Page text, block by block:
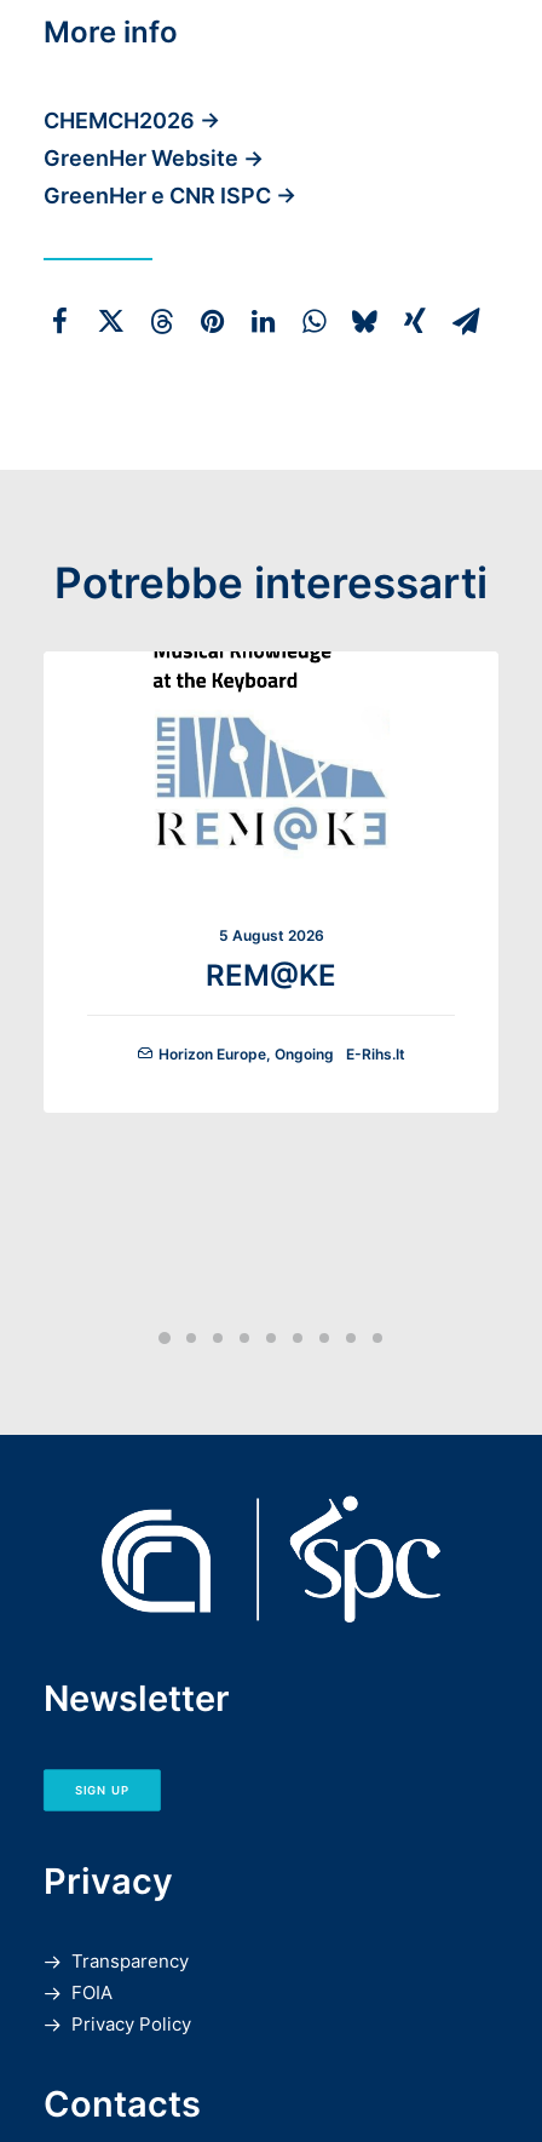
More info
CHEMCH2026 →
GreenHer Website →
GreenHer e CNR ISPC →
Potrebbe interessarti
5 August 2026
REM@KE
Horizon Europe, Ongoing E-Rihs.it
Newsletter
SIGN UP
Privacy
Transparency
FOIA
Privacy Policy
Contacts